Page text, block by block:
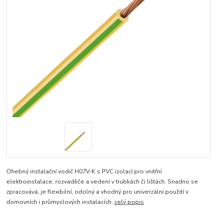
Ohebný instalační vodič H07V-K s PVC izolací pro vnitřní
elektroinstalace, rozvaděče a vedení v trubkách či lištách. Snadno se
zpracovává, je flexibilní, odolný a vhodný pro univerzální použití v
domovních i průmyslových instalacích. celý popis